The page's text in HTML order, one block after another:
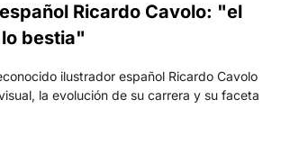
Ricardo Cavolo: "el
bestia"
ilustrador español Ricardo Cavolo
la evolución de su carrera y su faceta